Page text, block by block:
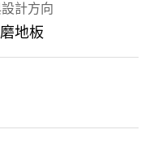
計方向
地板